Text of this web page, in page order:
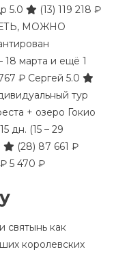
5.0 (13) 119 218 ₽
МОЖНО
18 марта и ещё 1
₽ Сергей 5.0
тур
+ озеро Гокио
15 дн. (15 – 29
(28) 87 661 ₽
5 470 ₽
святынь как
королевских